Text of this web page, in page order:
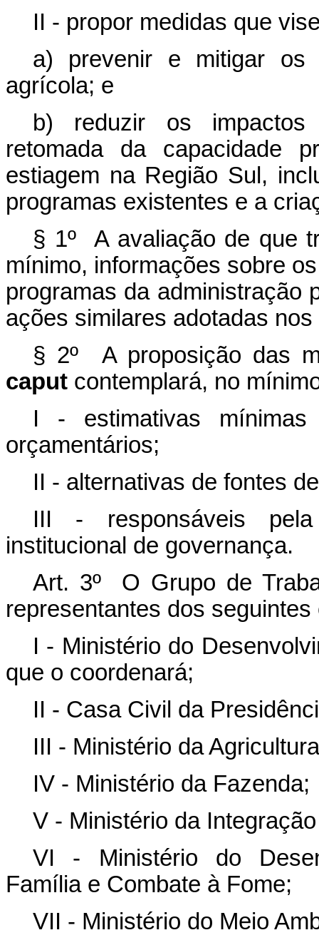
II - propor medidas que
a) prevenir e mitigar os
agrícola; e
b) reduzir os impactos
retomada da capacidade
estiagem na Região Sul,
programas existentes e a
§ 1º A avaliação de que
mínimo, informações sobre
programas da administração
ações similares adotadas
§ 2º A proposição das
caput contemplará, no
I - estimativas
orçamentários;
II - alternativas de fontes
III - responsáveis
institucional de governança.
Art. 3º O Grupo de
representantes dos seguintes
I - Ministério do
que o coordenará;
II - Casa Civil da
III - Ministério da
IV - Ministério da Fazenda;
V - Ministério da
VI - Ministério do
Família e Combate à Fome;
VII - Ministério do Meio